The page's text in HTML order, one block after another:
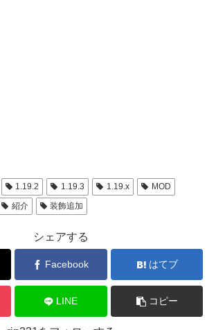
1.19.2 1.19.3 1.19.x
MOD
紹介 装飾追加
シェアする
Facebook はてブ
LINE コピー